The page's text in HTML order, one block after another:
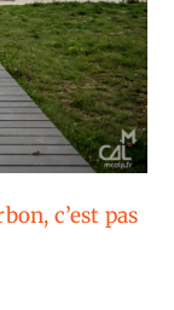
c’est pas